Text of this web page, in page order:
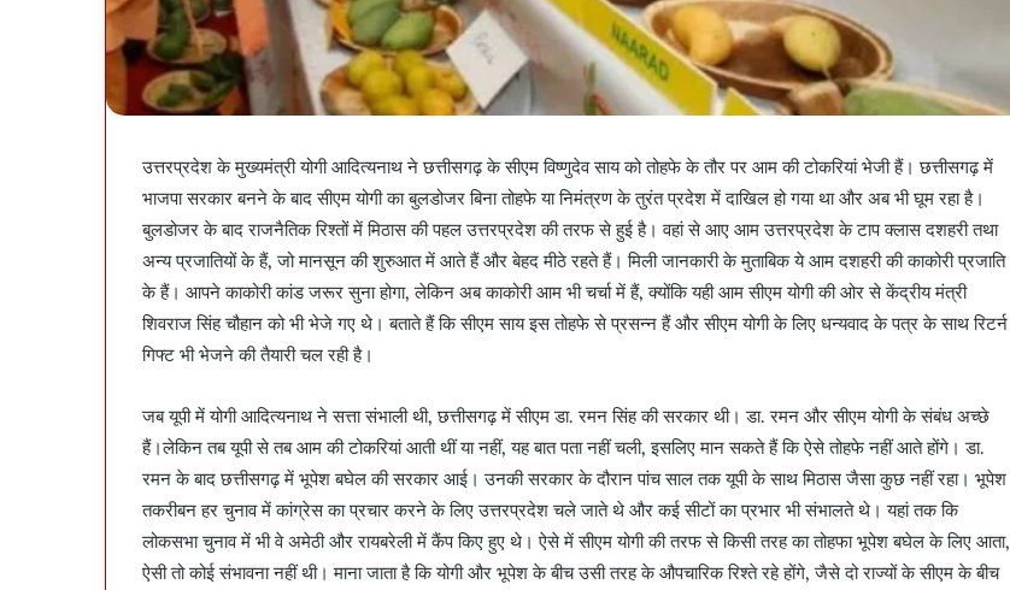
उत्तरप्रदेश के मुख्यमंत्री योगी आदित्यनाथ ने छत्तीसगढ़ के सीएम विष्णुदेव साय को तोहफे के तौर पर आम की टोकरियां भेजी हैं। छत्तीसगढ़ में
भाजपा सरकार बनने के बाद सीएम योगी का बुलडोजर बिना तोहफे या निमंत्रण के तुरंत प्रदेश में दाखिल हो गया था और अब भी घूम रहा है।
बुलडोजर के बाद राजनैतिक रिश्तों में मिठास की पहल उत्तरप्रदेश की तरफ से हुई है। वहां से आए आम उत्तरप्रदेश के टाप क्लास दशहरी तथा
अन्य प्रजातियों के हैं, जो मानसून की शुरुआत में आते हैं और बेहद मीठे रहते हैं। मिली जानकारी के मुताबिक ये आम दशहरी की काकोरी प्रजाति
के हैं। आपने काकोरी कांड जरूर सुना होगा, लेकिन अब काकोरी आम भी चर्चा में हैं, क्योंकि यही आम सीएम योगी की ओर से केंद्रीय मंत्री
शिवराज सिंह चौहान को भी भेजे गए थे। बताते हैं कि सीएम साय इस तोहफे से प्रसन्न हैं और सीएम योगी के लिए धन्यवाद के पत्र के साथ रिटर्न
गिफ्ट भी भेजने की तैयारी चल रही है।
जब यूपी में योगी आदित्यनाथ ने सत्ता संभाली थी, छत्तीसगढ़ में सीएम डा. रमन सिंह की सरकार थी। डा. रमन और सीएम योगी के संबंध अच्छे
हैं।लेकिन तब यूपी से तब आम की टोकरियां आती थीं या नहीं, यह बात पता नहीं चली, इसलिए मान सकते हैं कि ऐसे तोहफे नहीं आते होंगे। डा.
रमन के बाद छत्तीसगढ़ में भूपेश बघेल की सरकार आई। उनकी सरकार के दौरान पांच साल तक यूपी के साथ मिठास जैसा कुछ नहीं रहा। भूपेश
तकरीबन हर चुनाव में कांग्रेस का प्रचार करने के लिए उत्तरप्रदेश चले जाते थे और कई सीटों का प्रभार भी संभालते थे। यहां तक कि
लोकसभा चुनाव में भी वे अमेठी और रायबरेली में कैंप किए हुए थे। ऐसे में सीएम योगी की तरफ से किसी तरह का तोहफा भूपेश बघेल के लिए आता,
ऐसी तो कोई संभावना नहीं थी। माना जाता है कि योगी और भूपेश के बीच उसी तरह के औपचारिक रिश्ते रहे होंगे, जैसे दो राज्यों के सीएम के बीच